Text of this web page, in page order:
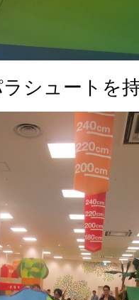
シュートを